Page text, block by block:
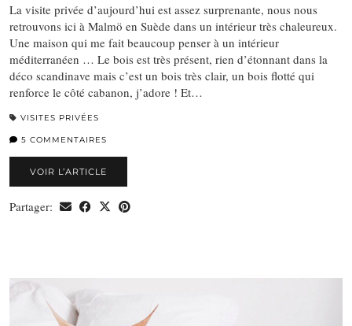
La visite privée d’aujourd’hui est assez surprenante, nous nous
retrouvons ici à Malmö en Suède dans un intérieur très chaleureux.
Une maison qui me fait beaucoup penser à un intérieur
méditerranéen … Le bois est très présent, rien d’étonnant dans la
déco scandinave mais c’est un bois très clair, un bois flotté qui
renforce le côté cabanon, j’adore ! Et…
VISITES PRIVÉES
5 COMMENTAIRES
VOIR L’ARTICLE
Partager: